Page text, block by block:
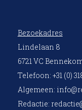
Bezoekadres
Lindelaan 8
6721 VC
Telefoon: +31 (0)
Algemeen:
Redactie: